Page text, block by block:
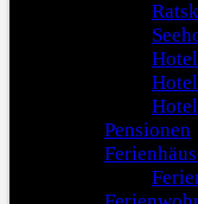
Pensionen